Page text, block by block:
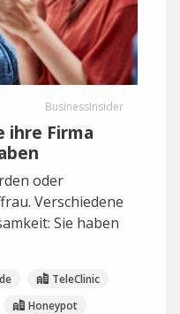
BusinessInsider
ihre Firma
oder
Verschiedene
Sie haben
TeleClinic
Honeypot